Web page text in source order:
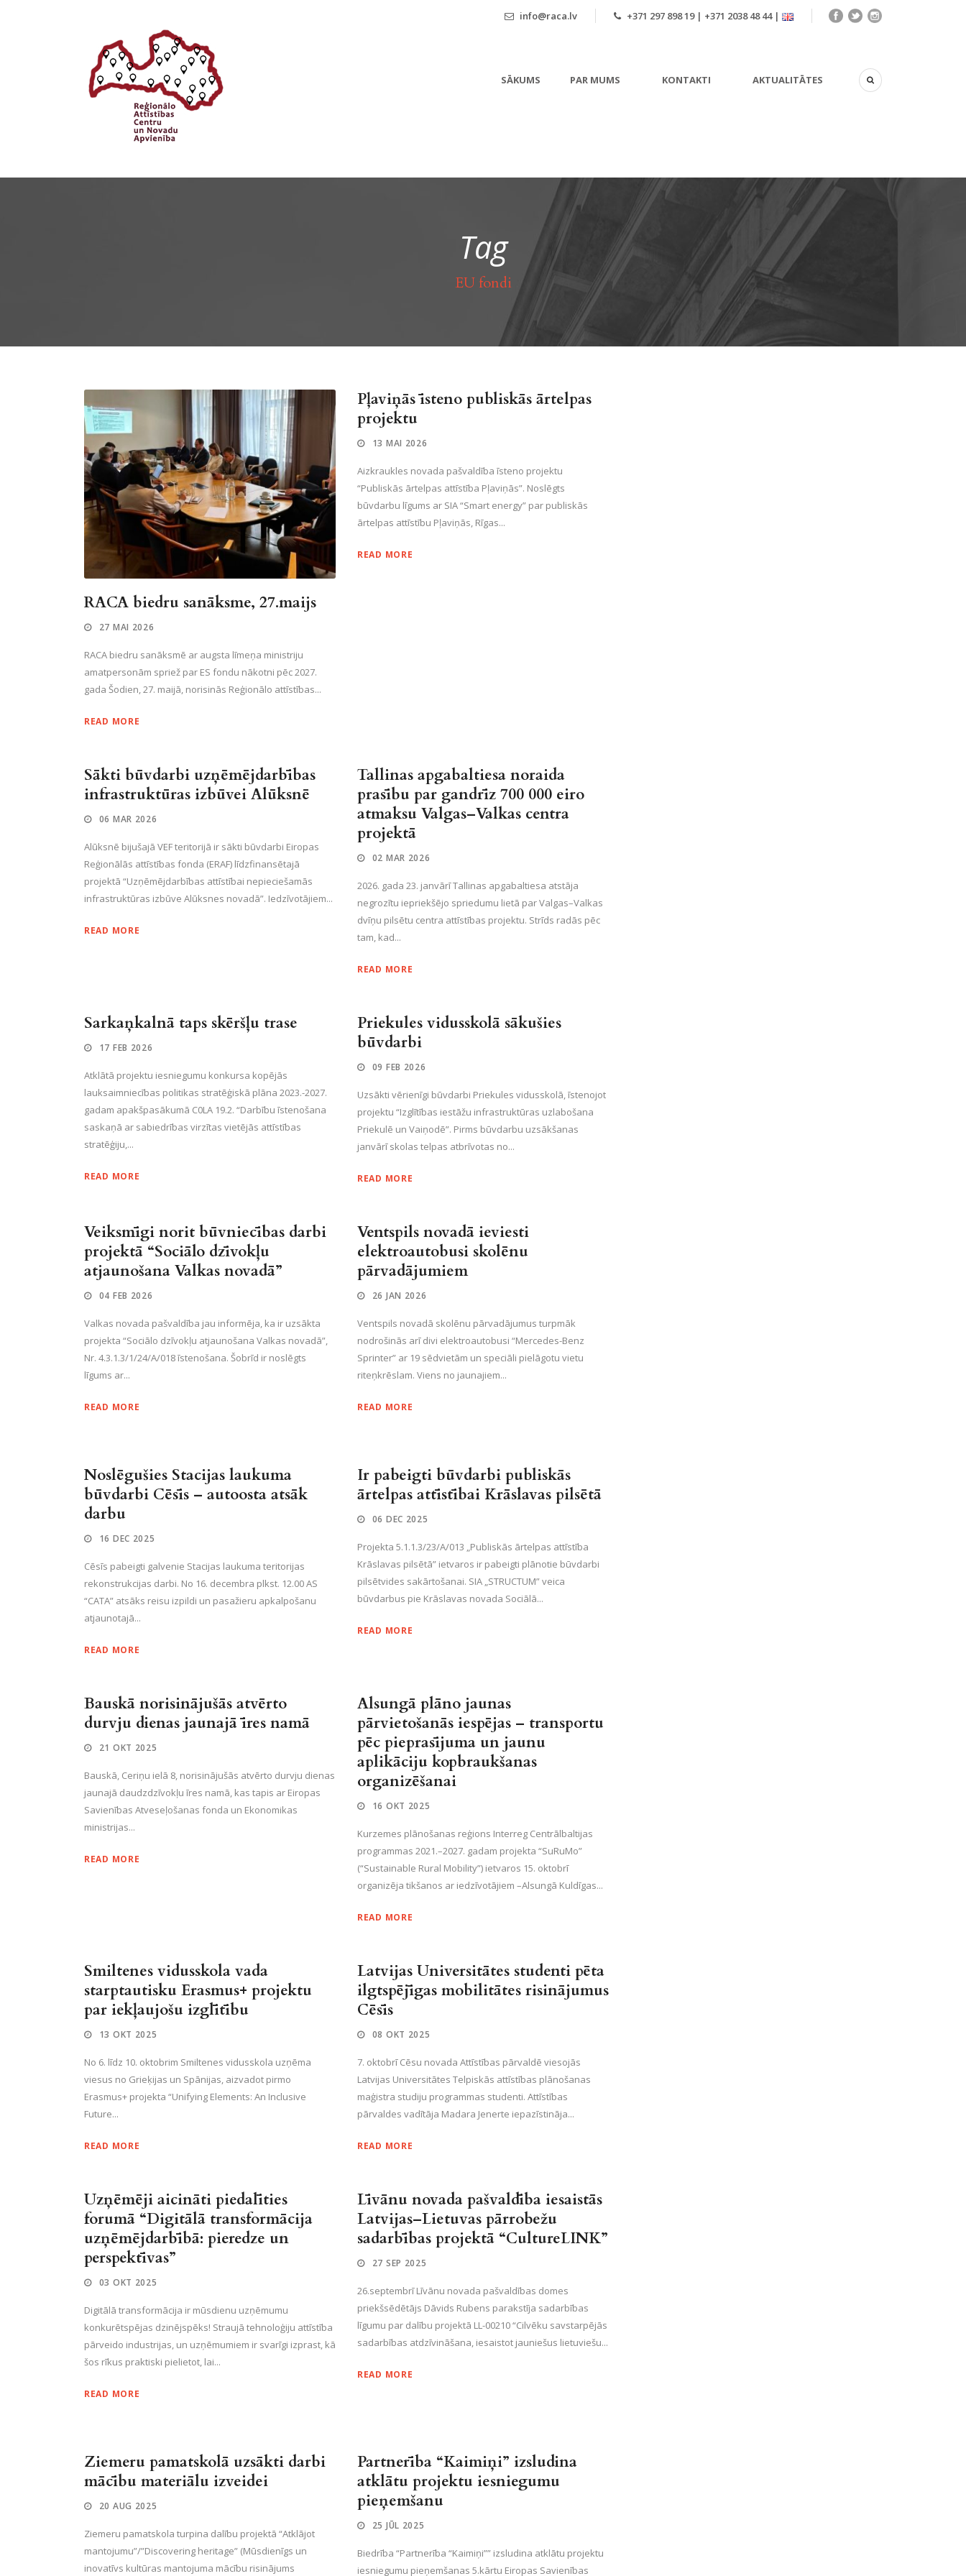
info@raca.lv +371 297 898 19 | +371 2038 48 44 |
SĀKUMS PAR MUMS KONTAKTI AKTUALITĀTES
Tag
EU fondi
RACA biedru sanāksme, 27.maijs
27 MAI 2026
RACA biedru sanāksmē ar augsta līmeņa ministriju
amatpersonām spriež par ES fondu nākotni pēc 2027.
gada Šodien, 27. maijā, norisinās Reģionālo attīstības...
READ MORE
Pļaviņās īsteno publiskās ārtelpas
projektu
13 MAI 2026
Aizkraukles novada pašvaldība īsteno projektu
“Publiskās ārtelpas attīstība Pļaviņās”. Noslēgts
būvdarbu līgums ar SIA “Smart energy” par publiskās
ārtelpas attīstību Pļaviņās, Rīgas...
READ MORE
Sākti būvdarbi uzņēmējdarbības
infrastruktūras izbūvei Alūksnē
06 MAR 2026
Alūksnē bijušajā VEF teritorijā ir sākti būvdarbi Eiropas
Reģionālās attīstības fonda (ERAF) līdzfinansētajā
projektā “Uzņēmējdarbības attīstībai nepieciešamās
infrastruktūras izbūve Alūksnes novadā”. Iedzīvotājiem...
READ MORE
Tallinas apgabaltiesa noraida
prasību par gandrīz 700 000 eiro
atmaksu Valgas–Valkas centra
projektā
02 MAR 2026
2026. gada 23. janvārī Tallinas apgabaltiesa atstāja
negrozītu iepriekšējo spriedumu lietā par Valgas–Valkas
dvīņu pilsētu centra attīstības projektu. Strīds radās pēc
tam, kad...
READ MORE
Sarkaņkalnā taps skēršļu trase
17 FEB 2026
Atklātā projektu iesniegumu konkursa kopējās
lauksaimniecības politikas stratēģiskā plāna 2023.-2027.
gadam apakšpasākumā C0LA 19.2. “Darbību īstenošana
saskaņā ar sabiedrības virzītas vietējās attīstības
stratēģiju,...
READ MORE
Priekules vidusskolā sākušies
būvdarbi
09 FEB 2026
Uzsākti vērienīgi būvdarbi Priekules vidusskolā, īstenojot
projektu “Izglītības iestāžu infrastruktūras uzlabošana
Priekulē un Vaiņodē”. Pirms būvdarbu uzsākšanas
janvārī skolas telpas atbrīvotas no...
READ MORE
Veiksmīgi norit būvniecības darbi
projektā “Sociālo dzīvokļu
atjaunošana Valkas novadā”
04 FEB 2026
Valkas novada pašvaldība jau informēja, ka ir uzsākta
projekta “Sociālo dzīvokļu atjaunošana Valkas novadā”,
Nr. 4.3.1.3/1/24/A/018 īstenošana. Šobrīd ir noslēgts
līgums ar...
READ MORE
Ventspils novadā ieviesti
elektroautobusi skolēnu
pārvadājumiem
26 JAN 2026
Ventspils novadā skolēnu pārvadājumus turpmāk
nodrošinās arī divi elektroautobusi “Mercedes-Benz
Sprinter” ar 19 sēdvietām un speciāli pielāgotu vietu
riteņkrēslam. Viens no jaunajiem...
READ MORE
Noslēgušies Stacijas laukuma
būvdarbi Cēsīs – autoosta atsāk
darbu
16 DEC 2025
Cēsīs pabeigti galvenie Stacijas laukuma teritorijas
rekonstrukcijas darbi. No 16. decembra plkst. 12.00 AS
“CATA” atsāks reisu izpildi un pasažieru apkalpošanu
atjaunotajā...
READ MORE
Ir pabeigti būvdarbi publiskās
ārtelpas attīstībai Krāslavas pilsētā
06 DEC 2025
Projekta 5.1.1.3/23/A/013 „Publiskās ārtelpas attīstība
Krāslavas pilsētā” ietvaros ir pabeigti plānotie būvdarbi
pilsētvides sakārtošanai. SIA „STRUCTUM” veica
būvdarbus pie Krāslavas novada Sociālā...
READ MORE
Bauskā norisinājušās atvērto
durvju dienas jaunajā īres namā
21 OKT 2025
Bauskā, Ceriņu ielā 8, norisinājušās atvērto durvju dienas
jaunajā daudzdzīvokļu īres namā, kas tapis ar Eiropas
Savienības Atveseļošanas fonda un Ekonomikas
ministrijas...
READ MORE
Alsungā plāno jaunas
pārvietošanās iespējas – transportu
pēc pieprasījuma un jaunu
aplikāciju kopbraukšanas
organizēšanai
16 OKT 2025
Kurzemes plānošanas reģions Interreg Centrālbaltijas
programmas 2021.–2027. gadam projekta “SuRuMo”
(“Sustainable Rural Mobility”) ietvaros 15. oktobrī
organizēja tikšanos ar iedzīvotājiem –Alsungā Kuldīgas...
READ MORE
Smiltenes vidusskola vada
starptautisku Erasmus+ projektu
par iekļaujošu izglītību
13 OKT 2025
No 6. līdz 10. oktobrim Smiltenes vidusskola uzņēma
viesus no Grieķijas un Spānijas, aizvadot pirmo
Erasmus+ projekta “Unifying Elements: An Inclusive
Future...
READ MORE
Latvijas Universitātes studenti pēta
ilgtspējīgas mobilitātes risinājumus
Cēsīs
08 OKT 2025
7. oktobrī Cēsu novada Attīstības pārvaldē viesojās
Latvijas Universitātes Telpiskās attīstības plānošanas
maģistra studiju programmas studenti. Attīstības
pārvaldes vadītāja Madara Jenerte iepazīstināja...
READ MORE
Uzņēmēji aicināti piedalīties
forumā “Digitālā transformācija
uzņēmējdarbībā: pieredze un
perspektīvas”
03 OKT 2025
Digitālā transformācija ir mūsdienu uzņēmumu
konkurētspējas dzinējspēks! Straujā tehnoloģiju attīstība
pārveido industrijas, un uzņēmumiem ir svarīgi izprast, kā
šos rīkus praktiski pielietot, lai...
READ MORE
Līvānu novada pašvaldība iesaistās
Latvijas–Lietuvas pārrobežu
sadarbības projektā “CultureLINK”
27 SEP 2025
26.septembrī Līvānu novada pašvaldības domes
priekšsēdētājs Dāvids Rubens parakstīja sadarbības
līgumu par dalību projektā LL-00210 “Cilvēku savstarpējās
sadarbības atdzīvināšana, iesaistot jauniešus lietuviešu...
READ MORE
Ziemeru pamatskolā uzsākti darbi
mācību materiālu izveidei
20 AUG 2025
Ziemeru pamatskola turpina dalību projektā “Atklājot
mantojumu”/”Discovering heritage” (Mūsdienīgs un
inovatīvs kultūras mantojuma mācību risinājums
Partnerība “Kaimiņi” izsludina
atklātu projektu iesniegumu
pieņemšanu
25 JŪL 2025
Biedrība “Partnerība “Kaimiņi”” izsludina atklātu projektu
iesniegumu pieņemšanas 5.kārtu Eiropas Savienības